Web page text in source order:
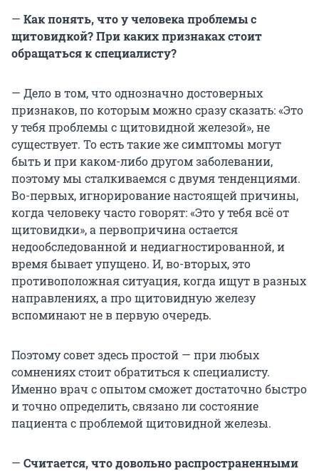
— Как понять, что у человека проблемы с
щитовидкой? При каких признаках стоит
обращаться к специалисту?
— Дело в том, что однозначно достоверных
признаков, по которым можно сразу сказать: «Это
у тебя проблемы с щитовидной железой», не
существует. То есть такие же симптомы могут
быть и при каком-либо другом заболевании,
поэтому мы сталкиваемся с двумя тенденциями.
Во-первых, игнорирование настоящей причины,
когда человеку часто говорят: «Это у тебя всё от
щитовидки», а первопричина остается
недообследованной и недиагностированной, и
время бывает упущено. И, во-вторых, это
противоположная ситуация, когда ищут в разных
направлениях, а про щитовидную железу
вспоминают не в первую очередь.
Поэтому совет здесь простой — при любых
сомнениях стоит обратиться к специалисту.
Именно врач с опытом сможет достаточно быстро
и точно определить, связано ли состояние
пациента с проблемой щитовидной железы.
— Считается, что довольно распространенными